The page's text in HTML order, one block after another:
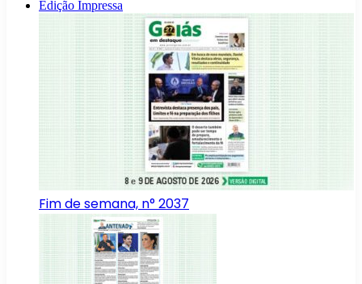
Edição Impressa
Fim de semana, n° 2037